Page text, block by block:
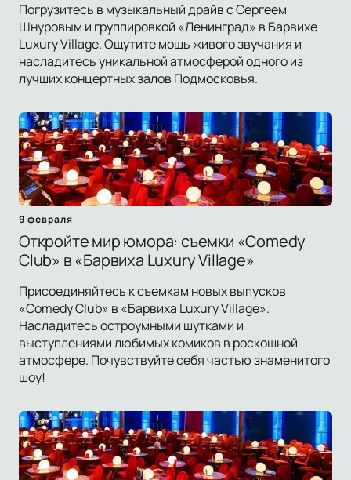
Погрузитесь в музыкальный драйв с Сергеем
Шнуровым и группировкой «Ленинград» в Барвихе
Luxury Village. Ощутите мощь живого звучания и
насладитесь уникальной атмосферой одного из
лучших концертных залов Подмосковья.
9 февраля
Откройте мир юмора: съемки «Comedy
Club» в «Барвиха Luxury Village»
Присоединяйтесь к съемкам новых выпусков
«Comedy Club» в «Барвиха Luxury Village».
Насладитесь остроумными шутками и
выступлениями любимых комиков в роскошной
атмосфере. Почувствуйте себя частью знаменитого
шоу!